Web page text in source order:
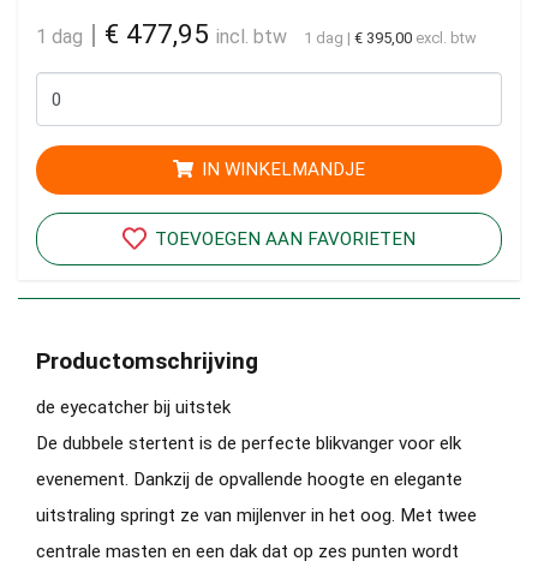
1 dag | € 477,95 incl. btw 1 dag | € 395,00 excl. btw
IN WINKELMANDJE
TOEVOEGEN AAN FAVORIETEN
Productomschrijving
de eyecatcher bij uitstek
De dubbele stertent is de perfecte blikvanger voor elk
evenement. Dankzij de opvallende hoogte en elegante
uitstraling springt ze van mijlenver in het oog. Met twee
centrale masten en een dak dat op zes punten wordt